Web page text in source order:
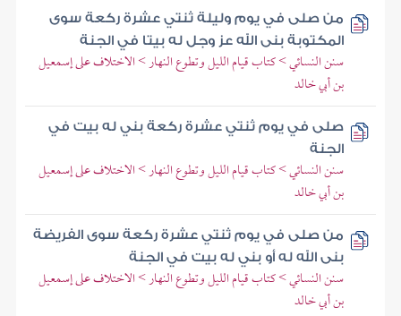
من صلى في يوم وليلة ثنتي عشرة ركعة سوى
المكتوبة بنى الله عز وجل له بيتا في الجنة
سنن النسائي > كتاب قيام الليل وتطوع النهار > الاختلاف على إسمعيل
بن أبي خالد
صلى في يوم ثنتي عشرة ركعة بني له بيت في
الجنة
سنن النسائي > كتاب قيام الليل وتطوع النهار > الاختلاف على إسمعيل
بن أبي خالد
من صلى في يوم ثنتي عشرة ركعة سوى الفريضة
بنى الله له أو بني له بيت في الجنة
سنن النسائي > كتاب قيام الليل وتطوع النهار > الاختلاف على إسمعيل
بن أبي خالد